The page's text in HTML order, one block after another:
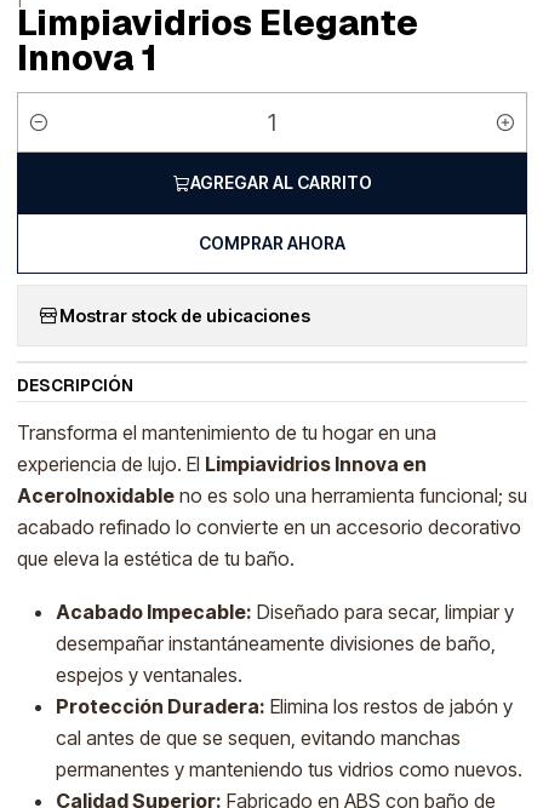
Limpiavidrios Elegante
Innova 1
Cantidad
AGREGAR AL CARRITO
COMPRAR AHORA
Mostrar stock de ubicaciones
DESCRIPCIÓN
Transforma el mantenimiento de tu hogar en una
experiencia de lujo. El Limpiavidrios Innova en
AceroInoxidableno es solo una herramienta funcional; su
acabado refinado lo convierte en un accesorio decorativo
que eleva la estética de tu baño.
Acabado Impecable: Diseñado para secar, limpiar y
desempañar instantáneamente divisiones de baño,
espejos y ventanales.
Protección Duradera: Elimina los restos de jabón y
cal antes de que se sequen, evitando manchas
permanentes y manteniendo tus vidrios como nuevos.
Calidad Superior: Fabricado en ABS con baño de